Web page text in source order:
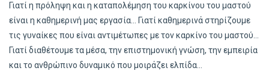
Γιατί η πρόληψη και η καταπολέμηση του καρκίνου του μαστού
είναι η καθημερινή μας εργασία... Γιατί καθημερινά στηρίζουμε
τις γυναίκες που είναι αντιμέτωπες με τον καρκίνο του μαστού...
Γιατί διαθέτουμε τα μέσα, την επιστημονική γνώση, την εμπειρία
και το ανθρώπινο δυναμικό που μοιράζει ελπίδα...